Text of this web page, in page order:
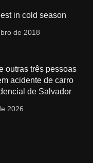
in cold season
de 2018
outras três pessoas
acidente de carro
de Salvador
2026